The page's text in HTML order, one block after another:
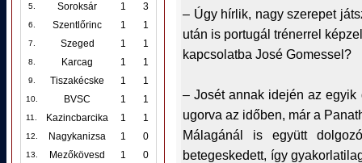
5. Soroksár 1 3
6. Szentlőrinc 1 1
7. Szeged 1 1
8. Karcag 1 1
9. Tiszakécske 1 1
10. BVSC 1 1
11. Kazincbarcika 1 1
12. Nagykanizsa 1 0
13. Mezőkövesd 1 0
– Úgy hírlik, nagy szerepet
után is portugál trénerrel
kapcsolatba José Gomessel?
– Josét annak idején az egyik
ugorva az időben, már a
Málagánál is együtt
betegeskedett, így